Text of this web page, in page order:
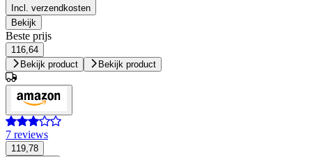
Incl. verzendkosten
Bekijk
Beste prijs
116,64
Bekijk product
Bekijk product
7 reviews
119,78